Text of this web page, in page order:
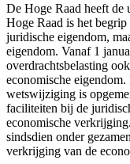
De Hoge Raad heeft de
Hoge Raad is het
juridische eigendom,
eigendom. Vanaf 1
overdrachtsbelasting
economische
wetswijziging is
faciliteiten bij de
economische
sindsdien onder
verkrijging van de